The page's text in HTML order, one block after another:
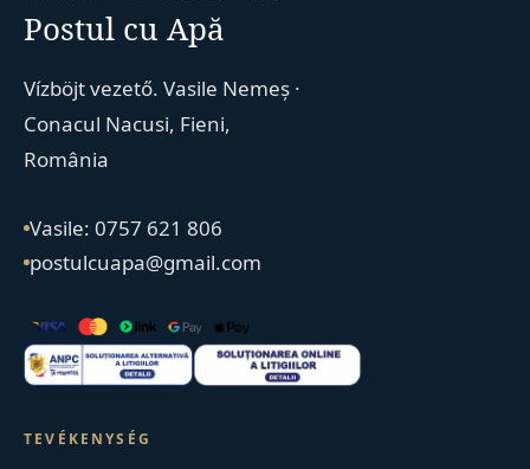
Postul cu Apă
Vízböjt vezető. Vasile Nemeș ·
Conacul Nacusi, Fieni,
România
Vasile: 0757 621 806
postulcuapa@gmail.com
TEVÉKENYSÉG